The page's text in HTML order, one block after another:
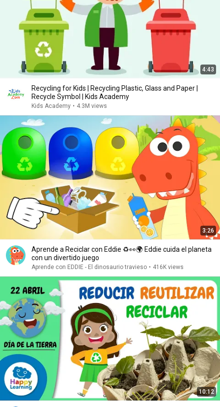
4:43
Recycling for Kids | Recycling Plastic, Glass and Paper |
Recycle Symbol | Kids Academy
Kids Academy • 4.3M views
3:26
Aprende a Reciclar con Eddie ♻👀🌍 Eddie cuida el planeta
con un divertido juego
Aprende con EDDIE - El dinosaurio travieso • 416K views
10:12